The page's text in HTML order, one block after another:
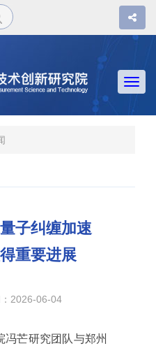
子纠缠加速
重要进展
2026-06-04
冯芒研究团队与郑州